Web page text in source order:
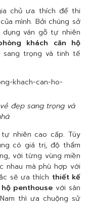
chủ ưa thích để thi
mình. Bởi chúng sở
ván gỗ tự nhiên
khách căn hộ
trọng và tinh tế
đẹp sang trọng và
nhiên cao cấp. Tùy
có giá trị, độ thẩm
với từng vùng miền
nhau mà phù hợp với
sẽ ưa thích thiết kế
penthouse với sàn
thì ưa chuộng sử